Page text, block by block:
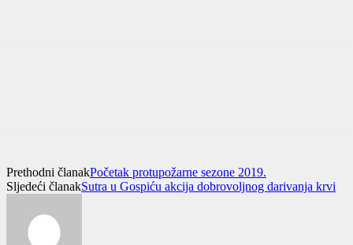
Prethodni članakPočetak protupožarne sezone 2019.
Sljedeći članakSutra u Gospiću akcija dobrovoljnog darivanja krvi